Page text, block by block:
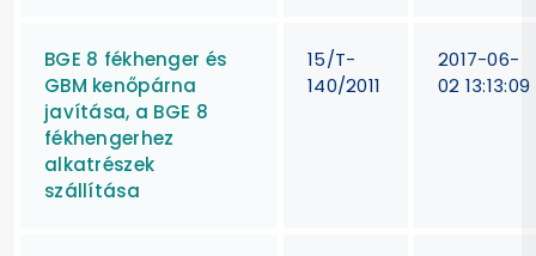
BGE 8 fékhenger és
GBM kenőpárna
javítása, a BGE 8
fékhengerhez
alkatrészek
szállítása
15/T-
140/2011
2017-06-
02 13:13:09